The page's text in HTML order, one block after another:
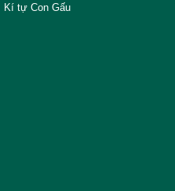
Kí tự Con Gấu